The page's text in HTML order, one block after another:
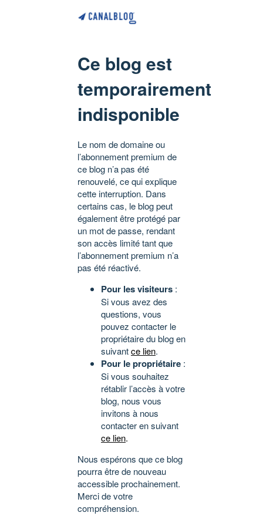
Ce blog est
temporairement
indisponible
Le nom de domaine ou
l’abonnement premium de
ce blog n’a pas été
renouvelé, ce qui explique
cette interruption. Dans
certains cas, le blog peut
également être protégé par
un mot de passe, rendant
son accès limité tant que
l’abonnement premium n’a
pas été réactivé.
Pour les visiteurs :
Si vous avez des
questions, vous
pouvez contacter le
propriétaire du blog en
suivantce lien.
Pour le propriétaire :
Si vous souhaitez
rétablir l’accès à votre
blog, nous vous
invitons à nous
contacter en suivant
ce lien.
Nous espérons que ce blog
pourra être de nouveau
accessible prochainement.
Merci de votre
compréhension.